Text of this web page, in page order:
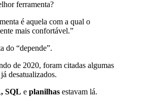
ferramenta?
é aquela com a qual o
mais confortável.”
do “depende”.
de 2020, foram citadas algumas
desatualizados.
SQL e planilhas estavam lá.